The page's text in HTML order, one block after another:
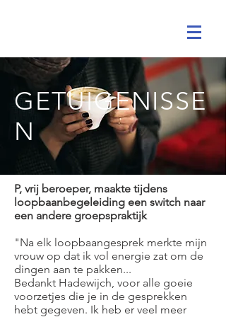
GETUIGENISSE
N
P​, vrij beroeper, maakte tijdens
loopbaanbegeleiding een switch naar
een andere groepspraktijk
"Na elk loopbaangesprek merkte mijn
vrouw op dat ik vol energie zat om de
dingen aan te pakken...
Bedankt Hadewijch, voor alle goeie
voorzetjes die je in de gesprekken
hebt gegeven. Ik heb er veel meer